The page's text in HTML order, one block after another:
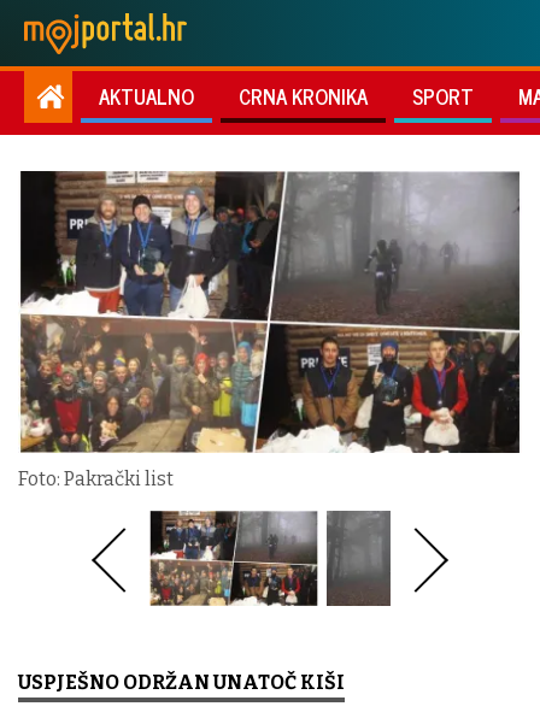
AKTUALNO CRNA KRONIKA SPORT
Foto: Pakrački list
USPJEŠNO ODRŽAN UNATOČ KIŠI